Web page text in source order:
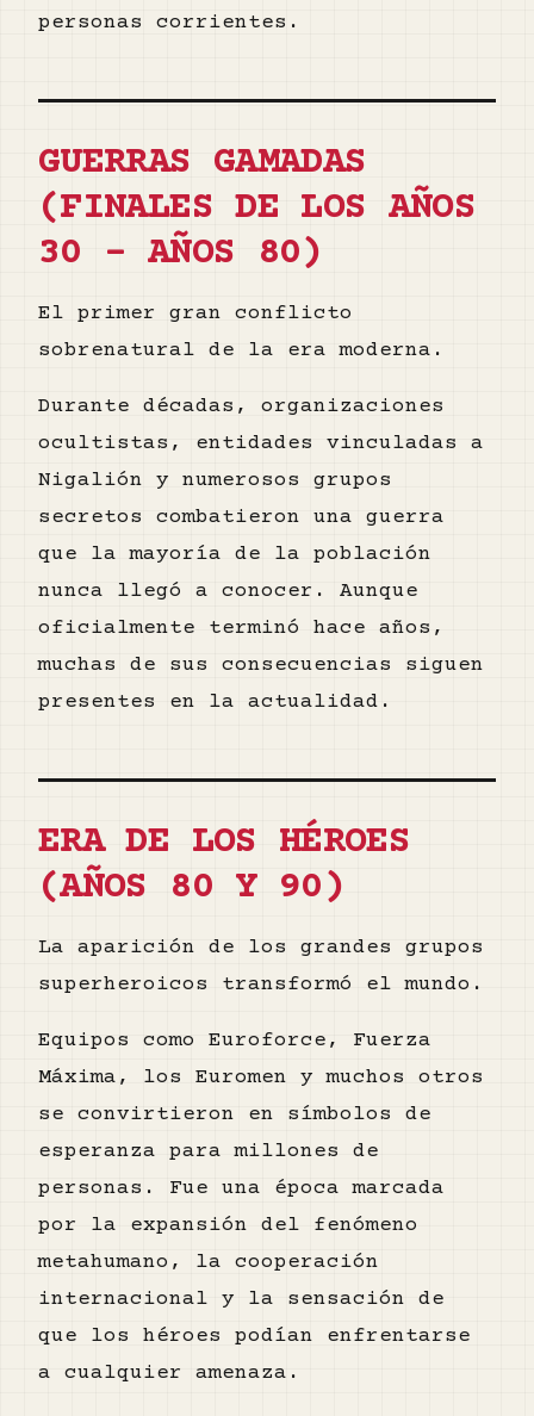
personas corrientes.
GUERRAS GAMADAS
(FINALES DE LOS AÑOS
30 - AÑOS 80)
El primer gran conflicto
sobrenatural de la era moderna.
Durante décadas, organizaciones
ocultistas, entidades vinculadas a
Nigalión y numerosos grupos
secretos combatieron una guerra
que la mayoría de la población
nunca llegó a conocer. Aunque
oficialmente terminó hace años,
muchas de sus consecuencias siguen
presentes en la actualidad.
ERA DE LOS HÉROES
(AÑOS 80 Y 90)
La aparición de los grandes grupos
superheroicos transformó el mundo.
Equipos como Euroforce, Fuerza
Máxima, los Euromen y muchos otros
se convirtieron en símbolos de
esperanza para millones de
personas. Fue una época marcada
por la expansión del fenómeno
metahumano, la cooperación
internacional y la sensación de
que los héroes podían enfrentarse
a cualquier amenaza.